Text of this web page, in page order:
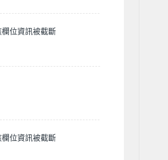
位資訊被截斷
位資訊被截斷